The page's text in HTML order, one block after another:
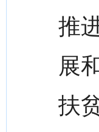
推
展
扶